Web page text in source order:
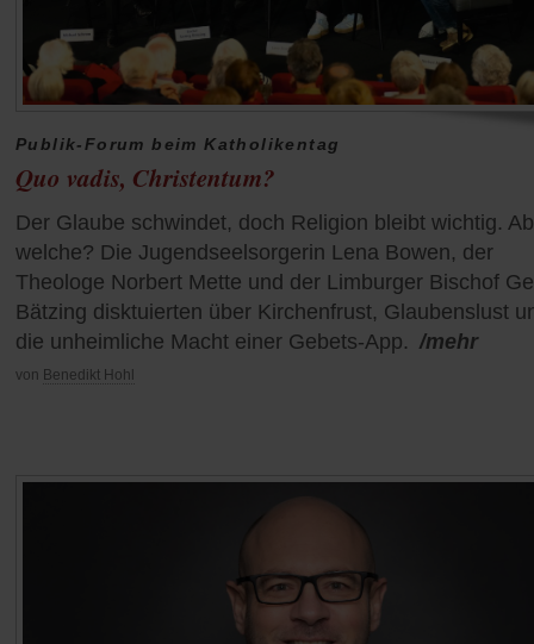
Publik-Forum beim Katholikentag
Quo vadis, Christentum?
Der Glaube schwindet, doch Religion bleibt wichtig.
welche? Die Jugendseelsorgerin Lena Bowen, der
Theologe Norbert Mette und der Limburger Bischof
Bätzing disktuierten über Kirchenfrust, Glaubenslust
die unheimliche Macht einer Gebets-App. /mehr
von Benedikt Hohl